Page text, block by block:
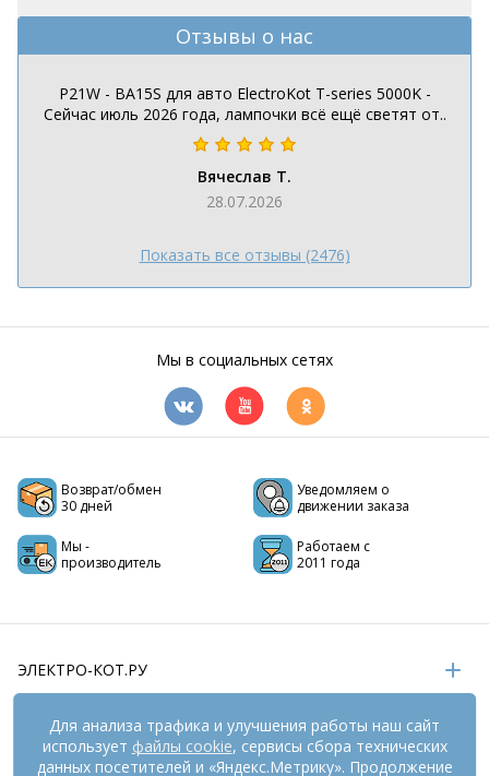
Отзывы о нас
P21W - BA15S для авто ElectroKot T-series 5000K -
Сейчас июль 2026 года, лампочки всё ещё светят от..
Вячеслав Т.
28.07.2026
Показать все отзывы (2476)
Мы в социальных сетях
Возврат/обмен
30 дней
Уведомляем о
движении заказа
Мы -
производитель
Работаем с
2011 года
ЭЛЕКТРО-КОТ.РУ
ИНФОРМАЦИЯ
РЕКВИЗИТЫ
Для анализа трафика и улучшения работы наш сайт
использует файлы cookie, сервисы сбора технических
данных посетителей и «Яндекс.Метрику». Продолжение